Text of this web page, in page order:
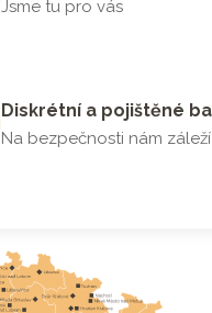
Jsme tu pro vás
Diskrétní a pojištěné
Na bezpečnosti nám záleží